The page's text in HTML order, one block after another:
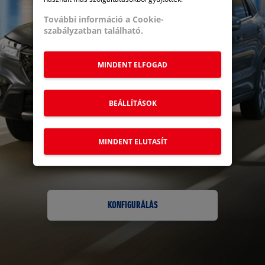
További információ a Cookie-
szabályzatban található.
MINDENT ELUTASÍT
BEÁLLÍTÁSOK
MINDENT ELFOGAD
KONFIGURÁLÁS
S-CROSS S-CROSS 2025
VITARA GLX
URBAN BLACK
MOTOR